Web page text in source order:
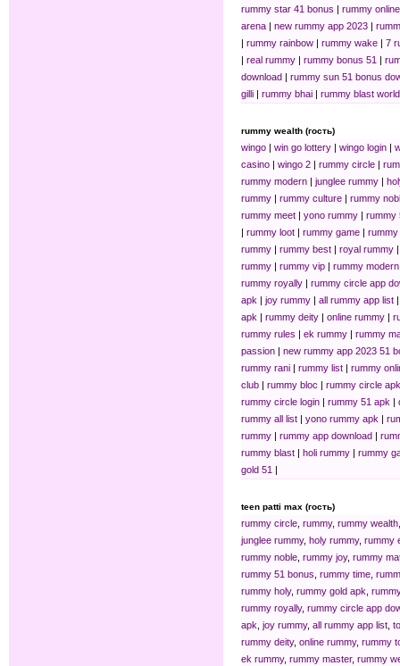
rummy star 41 bonus | rummy
arena | new rummy app 2023 |
| rummy rainbow | rummy wake | 7
| real rummy | rummy bonus 51 |
download | rummy sun 51 bonus
gilli | rummy bhai | rummy blast world
rummy wealth (гость)
wingo | win go lottery | wingo login |
casino | wingo 2 | rummy circle |
rummy modern | junglee rummy |
rummy | rummy culture | rummy
rummy meet | yono rummy | rummy
| rummy loot | rummy game | rummy
rummy | rummy best | royal rummy
rummy | rummy vip | rummy
rummy royally | rummy circle app
apk | joy rummy | all rummy app list
apk | rummy deity | online rummy |
rummy rules | ek rummy | rummy
passion | new rummy app 2023 51
rummy rani | rummy list | rummy
club | rummy bloc | rummy circle apk
rummy circle login | rummy 51 apk |
rummy all list | yono rummy apk |
rummy | rummy app download |
rummy blast | holi rummy | rummy
gold 51 |
teen patti max (гость)
rummy circle rummy, rummy wealth
junglee rummy, holy rummy, rummy
rummy noble rummy joy, rummy
rummy 51 bonus rummy time
rummy holy, rummy gold apk
rummy royally, rummy circle app
apk joy rummy, all rummy app list
rummy deity, online rummy, rummy
ek rummy, rummy master, rummy